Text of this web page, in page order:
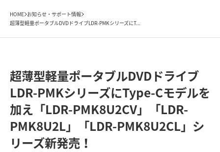
HOME お知らせ・サポート情報
超薄型軽量ポータブルDVDドライブLDR-PMKシリーズにT...
超薄型軽量ポータブルDVDドライブ
LDR-PMKシリーズにType-Cモデルを
加え「LDR-PMK8U2CV」「LDR-
PMK8U2L」「LDR-PMK8U2CL」シ
リーズ新発売！